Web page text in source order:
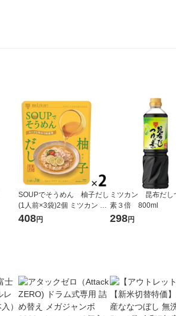
SOUPでそうめん 柚子だし
(1人前×3袋)2個 ミツカン 個
包装そうめんつゆ
408円
ミツカン 昆布だし
素３倍 800ml
298円